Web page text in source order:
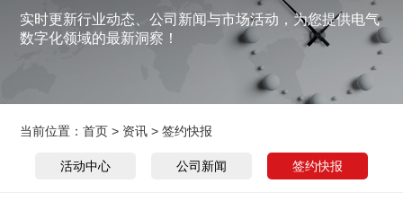
实时更新行业动态、公司新闻与市场活动，为您提供电气
数字化领域的最新洞察！
当前位置：首页 > 资讯 >签约快报
活动中心 公司新闻 签约快报